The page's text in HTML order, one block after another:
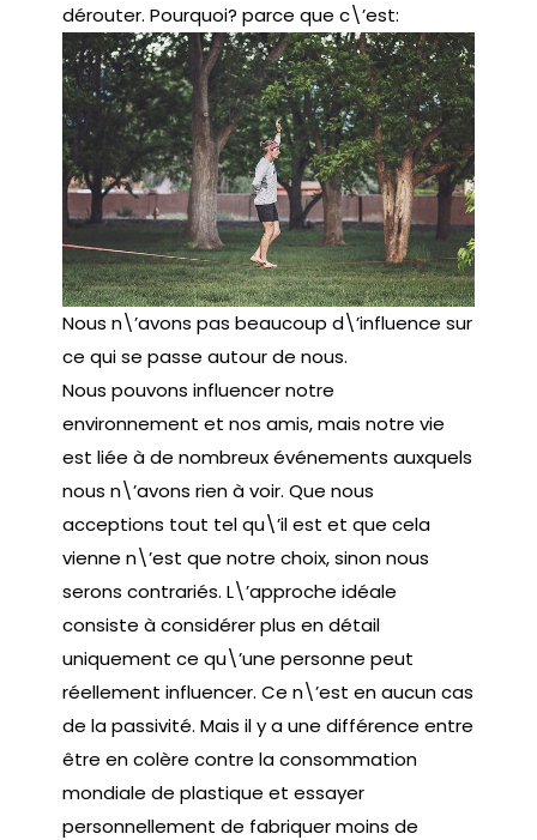
dérouter. Pourquoi? parce que c\’est:
Nous n\’avons pas beaucoup d\’influence sur
ce qui se passe autour de nous.
Nous pouvons influencer notre
environnement et nos amis, mais notre vie
est liée à de nombreux événements auxquels
nous n\’avons rien à voir. Que nous
acceptions tout tel qu\’il est et que cela
vienne n\’est que notre choix, sinon nous
serons contrariés. L\’approche idéale
consiste à considérer plus en détail
uniquement ce qu\’une personne peut
réellement influencer. Ce n\’est en aucun cas
de la passivité. Mais il y a une différence entre
être en colère contre la consommation
mondiale de plastique et essayer
personnellement de fabriquer moins de